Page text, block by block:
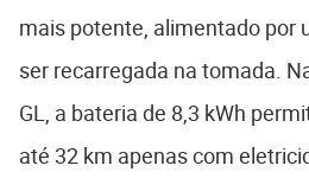
mais potente, alimentado por
ser recarregada na tomada.
GL, a bateria de 8,3 kWh
até 32 km apenas com